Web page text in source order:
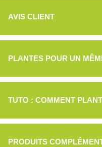
AVIS CLIENT
PLANTES POUR UN
TUTO : COMMENT
PRODUITS